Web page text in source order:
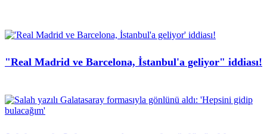
"Real Madrid ve Barcelona, İstanbul'a geliyor" iddiası!